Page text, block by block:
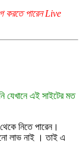
করতে পারেন Live
যেখানে এই সাইটের মত
নিতে পারেন।
লাভ নাই । তাই এ